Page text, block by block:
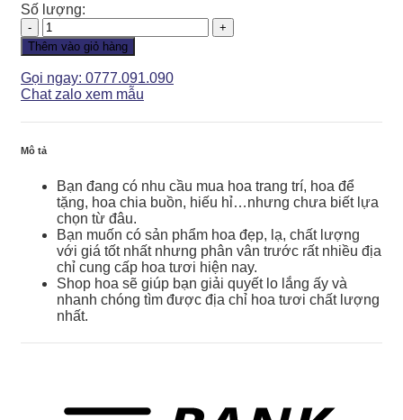
Số lượng:
Lan
Hồ
Điệp
-
LHD019
số
lượng
Thêm vào giỏ hàng
Gọi ngay: 0777.091.090
Chat zalo xem mẫu
Mô tả
Bạn đang có nhu cầu mua hoa trang trí, hoa để
tặng, hoa chia buồn, hiếu hỉ…nhưng chưa biết lựa
chọn từ đâu.
Bạn muốn có sản phẩm hoa đẹp, lạ, chất lượng
với giá tốt nhất nhưng phân vân trước rất nhiều địa
chỉ cung cấp hoa tươi hiện nay.
Shop hoa sẽ giúp bạn giải quyết lo lắng ấy và
nhanh chóng tìm được địa chỉ hoa tươi chất lượng
nhất.